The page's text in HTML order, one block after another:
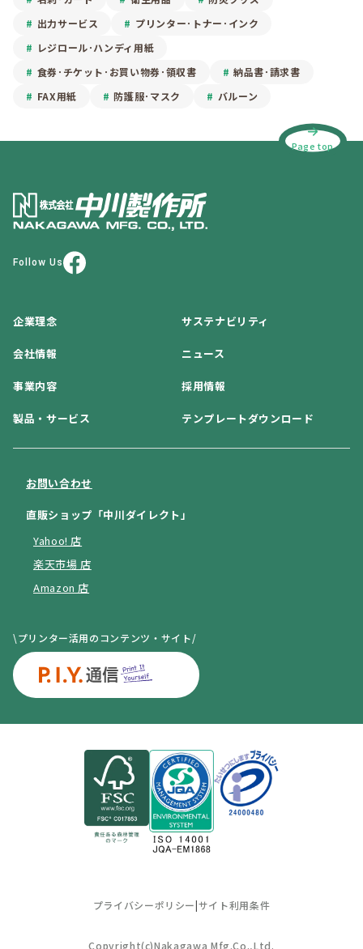
出力サービス
プリンター･トナー･インク
レジロール･ハンディ用紙
食券･チケット･お買い物券･領収書
納品書･請求書
FAX用紙
防護服･マスク バルーン
Page top
Follow Us
企業理念 サステナビリティ
会社情報 ニュース
事業内容 採用情報
製品・サービス テンプレートダウンロード
お問い合わせ
直販ショップ「中川ダイレクト」
Yahoo! 店
楽天市場 店
Amazon 店
\プリンター活用のコンテンツ・サイト/
Copyright(c)Nakagawa Mfg.Co.,Ltd.
プライバシーポリシー|サイト利用条件